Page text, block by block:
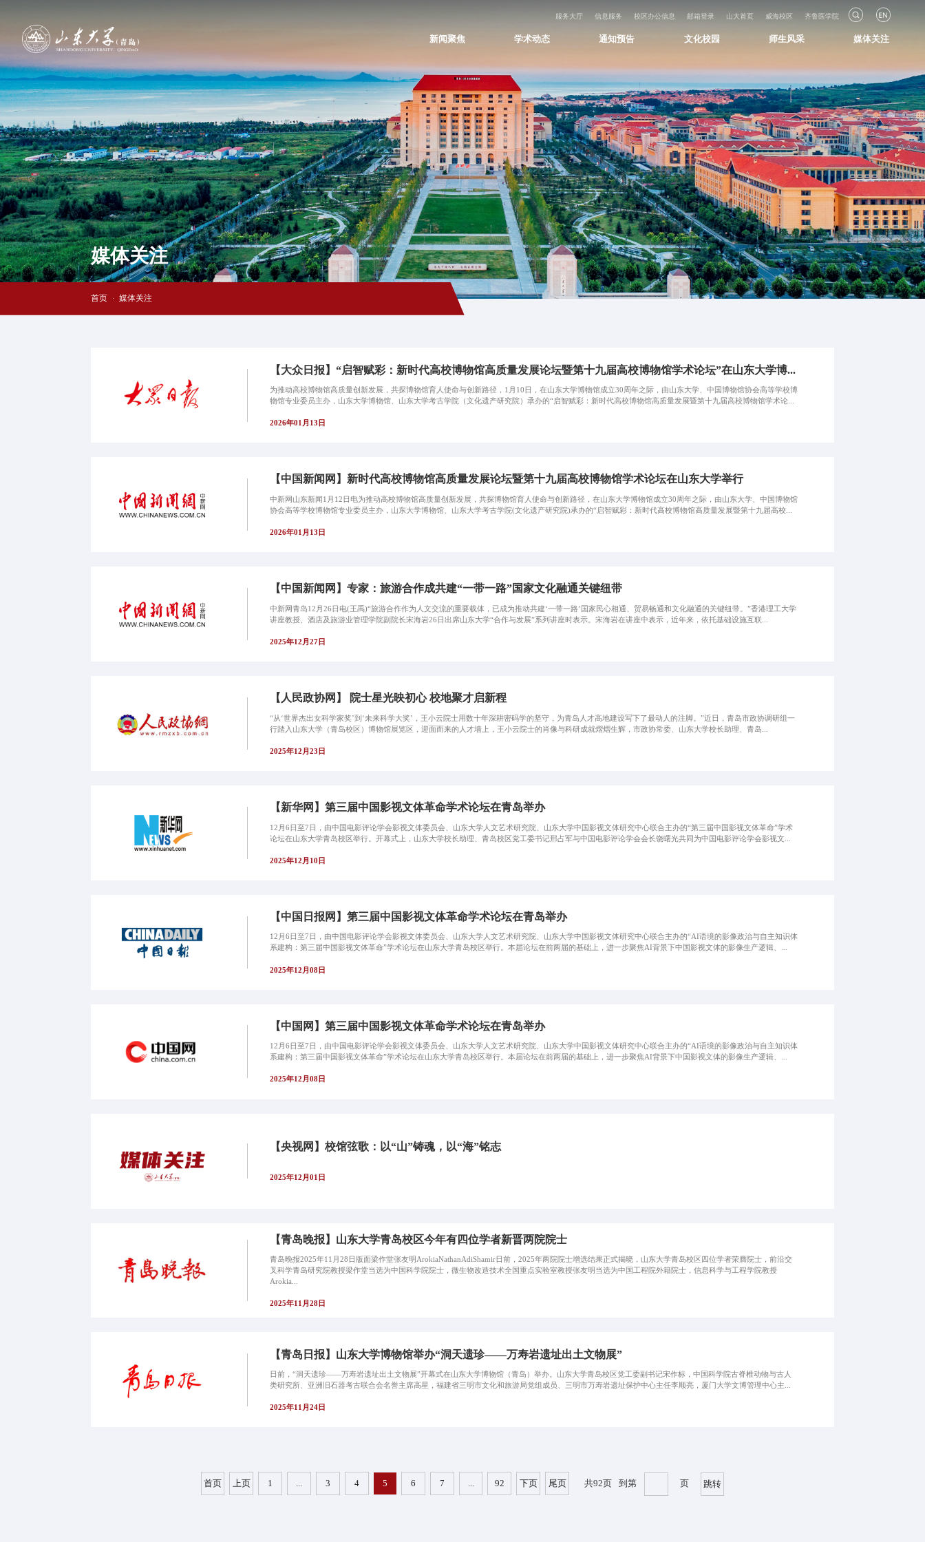
服务大厅 信息服务 校区办公信息 邮箱登录 山大首页 威海校区 齐鲁医学院
新闻聚焦 学术动态 通知预告 文化校园 师生风采 媒体关注
媒体关注
首页 · 媒体关注
【大众日报】“启智赋彩：新时代高校博物馆高质量发展论坛暨第十九届高校博物馆学术论坛”在山东大学博...
为推动高校博物馆高质量创新发展，共探博物馆育人使命与创新路径，1月10日，在山东大学博物馆成立30周年之际，由山东大学、中国博物馆协会高等学校博
物馆专业委员主办，山东大学博物馆、山东大学考古学院（文化遗产研究院）承办的“启智赋彩：新时代高校博物馆高质量发展暨第十九届高校博物馆学术论...
2026年01月13日
【中国新闻网】新时代高校博物馆高质量发展论坛暨第十九届高校博物馆学术论坛在山东大学举行
中新网山东新闻1月12日电为推动高校博物馆高质量创新发展，共探博物馆育人使命与创新路径，在山东大学博物馆成立30周年之际，由山东大学、中国博物馆
协会高等学校博物馆专业委员主办，山东大学博物馆、山东大学考古学院(文化遗产研究院)承办的“启智赋彩：新时代高校博物馆高质量发展暨第十九届高校...
2026年01月13日
【中国新闻网】专家：旅游合作成共建“一带一路”国家文化融通关键纽带
中新网青岛12月26日电(王禹)“旅游合作作为人文交流的重要载体，已成为推动共建‘一带一路’国家民心相通、贸易畅通和文化融通的关键纽带。”香港理工大学
讲座教授、酒店及旅游业管理学院副院长宋海岩26日出席山东大学“合作与发展”系列讲座时表示。宋海岩在讲座中表示，近年来，依托基础设施互联...
2025年12月27日
【人民政协网】 院士星光映初心 校地聚才启新程
“从‘世界杰出女科学家奖’到‘未来科学大奖’，王小云院士用数十年深耕密码学的坚守，为青岛人才高地建设写下了最动人的注脚。”近日，青岛市政协调研组一
行踏入山东大学（青岛校区）博物馆展览区，迎面而来的人才墙上，王小云院士的肖像与科研成就熠熠生辉，市政协常委、山东大学校长助理、青岛...
2025年12月23日
【新华网】第三届中国影视文体革命学术论坛在青岛举办
12月6日至7日，由中国电影评论学会影视文体委员会、山东大学人文艺术研究院、山东大学中国影视文体研究中心联合主办的“第三届中国影视文体革命”学术
论坛在山东大学青岛校区举行。开幕式上，山东大学校长助理、青岛校区党工委书记邢占军与中国电影评论学会会长饶曙光共同为中国电影评论学会影视文...
2025年12月10日
【中国日报网】第三届中国影视文体革命学术论坛在青岛举办
12月6日至7日，由中国电影评论学会影视文体委员会、山东大学人文艺术研究院、山东大学中国影视文体研究中心联合主办的“AI语境的影像政治与自主知识体
系建构：第三届中国影视文体革命”学术论坛在山东大学青岛校区举行。本届论坛在前两届的基础上，进一步聚焦AI背景下中国影视文体的影像生产逻辑、...
2025年12月08日
【中国网】第三届中国影视文体革命学术论坛在青岛举办
12月6日至7日，由中国电影评论学会影视文体委员会、山东大学人文艺术研究院、山东大学中国影视文体研究中心联合主办的“AI语境的影像政治与自主知识体
系建构：第三届中国影视文体革命”学术论坛在山东大学青岛校区举行。本届论坛在前两届的基础上，进一步聚焦AI背景下中国影视文体的影像生产逻辑、...
2025年12月08日
【央视网】校馆弦歌：以“山”铸魂，以“海”铭志
2025年12月01日
【青岛晚报】山东大学青岛校区今年有四位学者新晋两院院士
青岛晚报2025年11月28日版面梁作堂张友明ArokiaNathanAdiShamir日前，2025年两院院士增选结果正式揭晓，山东大学青岛校区四位学者荣膺院士，前沿交
叉科学青岛研究院教授梁作堂当选为中国科学院院士，微生物改造技术全国重点实验室教授张友明当选为中国工程院外籍院士，信息科学与工程学院教授
Arokia...
2025年11月28日
【青岛日报】山东大学博物馆举办“洞天遗珍——万寿岩遗址出土文物展”
日前，“洞天遗珍——万寿岩遗址出土文物展”开幕式在山东大学博物馆（青岛）举办。山东大学青岛校区党工委副书记宋作标，中国科学院古脊椎动物与古人
类研究所、亚洲旧石器考古联合会名誉主席高星，福建省三明市文化和旅游局党组成员、三明市万寿岩遗址保护中心主任李顺亮，厦门大学文博管理中心主...
2025年11月24日
首页 上页 1 ... 3 4 5 6 7 ... 92 下页 尾页 共92页 到第 页 跳转